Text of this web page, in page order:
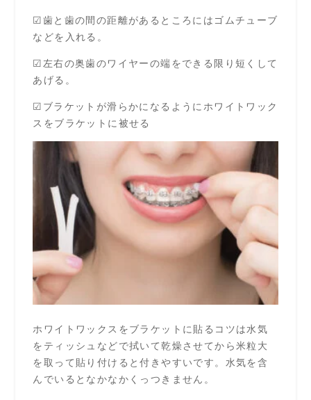
☑歯と歯の間の距離があるところにはゴムチューブ
などを入れる。
☑左右の奥歯のワイヤーの端をできる限り短くして
あげる。
☑ブラケットが滑らかになるようにホワイトワック
スをブラケットに被せる
ホワイトワックスをブラケットに貼るコツは水気
をティッシュなどで拭いて乾燥させてから米粒大
を取って貼り付けると付きやすいです。水気を含
んでいるとなかなかくっつきません。